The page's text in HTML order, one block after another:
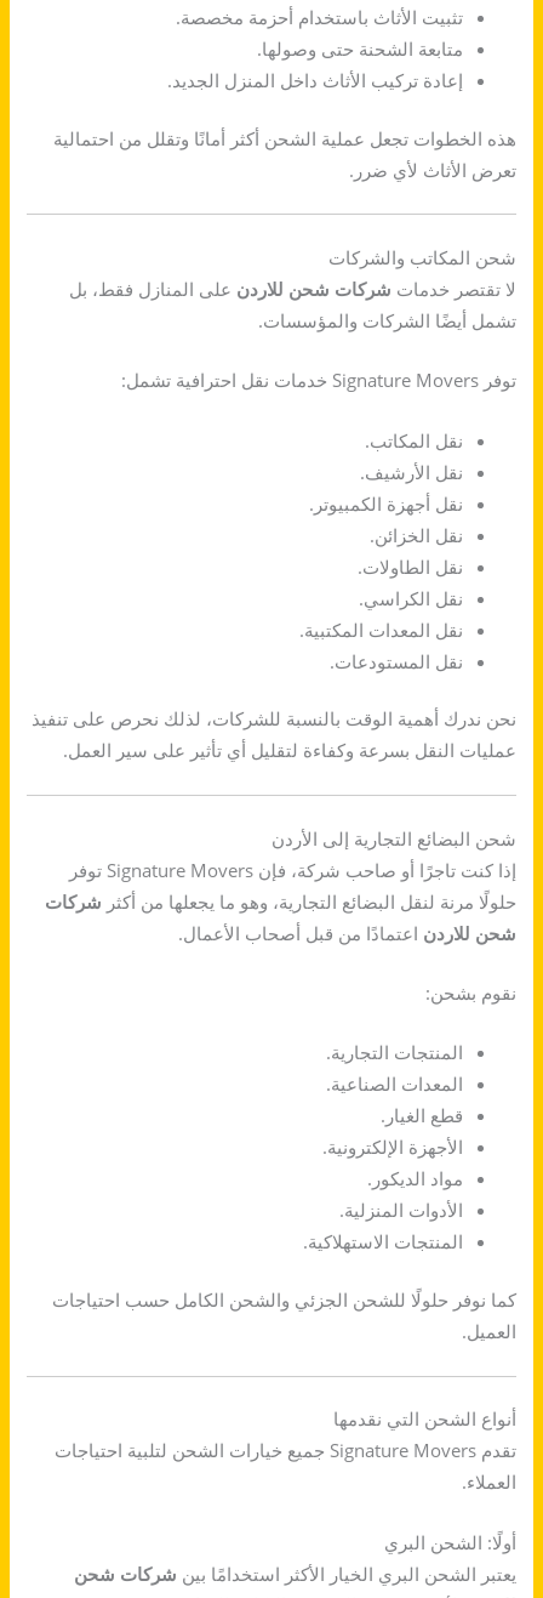
تثبيت الأثاث باستخدام أحزمة مخصصة.
متابعة الشحنة حتى وصولها.
إعادة تركيب الأثاث داخل المنزل الجديد.
هذه الخطوات تجعل عملية الشحن أكثر أمانًا وتقلل من احتمالية
تعرض الأثاث لأي ضرر.
شحن المكاتب والشركات
لا تقتصر خدمات شركات شحن للاردن على المنازل فقط، بل
تشمل أيضًا الشركات والمؤسسات.
توفر Signature Movers خدمات نقل احترافية تشمل:
نقل المكاتب.
نقل الأرشيف.
نقل أجهزة الكمبيوتر.
نقل الخزائن.
نقل الطاولات.
نقل الكراسي.
نقل المعدات المكتبية.
نقل المستودعات.
نحن ندرك أهمية الوقت بالنسبة للشركات، لذلك نحرص على تنفيذ
عمليات النقل بسرعة وكفاءة لتقليل أي تأثير على سير العمل.
شحن البضائع التجارية إلى الأردن
إذا كنت تاجرًا أو صاحب شركة، فإن Signature Movers توفر
حلولًا مرنة لنقل البضائع التجارية، وهو ما يجعلها من أكثر شركات
شحن للاردن اعتمادًا من قبل أصحاب الأعمال.
نقوم بشحن:
المنتجات التجارية.
المعدات الصناعية.
قطع الغيار.
الأجهزة الإلكترونية.
مواد الديكور.
الأدوات المنزلية.
المنتجات الاستهلاكية.
كما نوفر حلولًا للشحن الجزئي والشحن الكامل حسب احتياجات
العميل.
أنواع الشحن التي نقدمها
تقدم Signature Movers جميع خيارات الشحن لتلبية احتياجات
العملاء.
أولًا: الشحن البري
يعتبر الشحن البري الخيار الأكثر استخدامًا بين شركات شحن